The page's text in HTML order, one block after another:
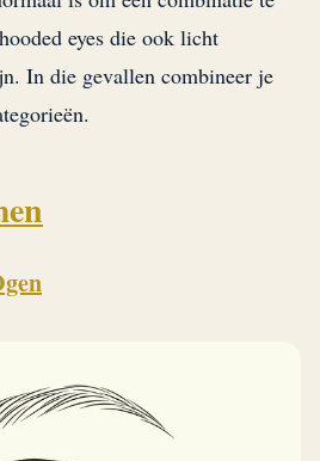
eyes die ook licht
In die gevallen combineer je